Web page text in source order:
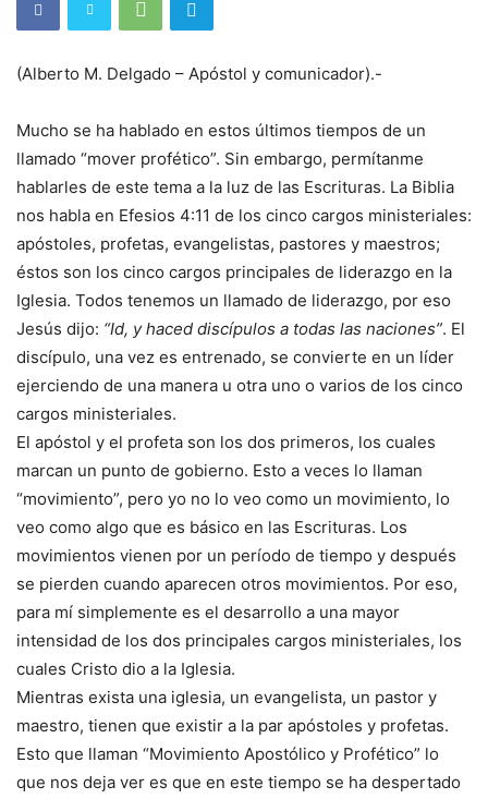
(Alberto M. Delgado – Apóstol y comunicador).-
Mucho se ha hablado en estos últimos tiempos de un
llamado “mover profético”. Sin embargo, permítanme
hablarles de este tema a la luz de las Escrituras. La Biblia
nos habla en Efesios 4:11 de los cinco cargos ministeriales:
apóstoles, profetas, evangelistas, pastores y maestros;
éstos son los cinco cargos principales de liderazgo en la
Iglesia. Todos tenemos un llamado de liderazgo, por eso
Jesús dijo: “Id, y haced discípulos a todas las naciones”. El
discípulo, una vez es entrenado, se convierte en un líder
ejerciendo de una manera u otra uno o varios de los cinco
cargos ministeriales.
El apóstol y el profeta son los dos primeros, los cuales
marcan un punto de gobierno. Esto a veces lo llaman
“movimiento”, pero yo no lo veo como un movimiento, lo
veo como algo que es básico en las Escrituras. Los
movimientos vienen por un período de tiempo y después
se pierden cuando aparecen otros movimientos. Por eso,
para mí simplemente es el desarrollo a una mayor
intensidad de los dos principales cargos ministeriales, los
cuales Cristo dio a la Iglesia.
Mientras exista una iglesia, un evangelista, un pastor y
maestro, tienen que existir a la par apóstoles y profetas.
Esto que llaman “Movimiento Apostólico y Profético” lo
que nos deja ver es que en este tiempo se ha despertado